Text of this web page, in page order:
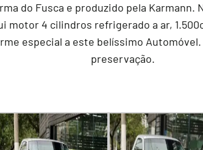
do Fusca e produzido pela
motor 4 cilindros refrigerado a ar,
especial a este belíssimo
preservação.